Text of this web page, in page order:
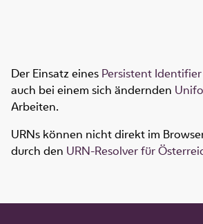
Der Einsatz eines Persistent
auch bei einem sich ändernden
Arbeiten.
URNs können nicht direkt im
durch den URN-Resolver für